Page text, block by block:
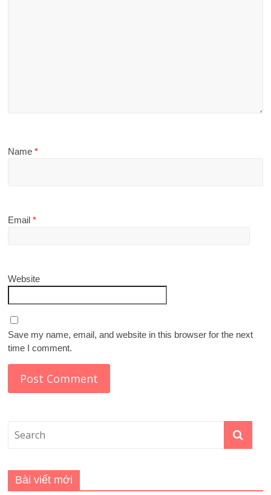
Name*
Email*
Website
Save my name, email, and website in this browser for the next
time I comment.
Bài viết mới